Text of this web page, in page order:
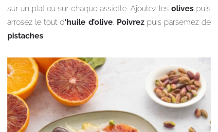
sur un plat ou sur chaque assiette. Ajoutez lesolives puis
arrosez le tout d‘huile d’olive. Poivrezpuis parsemez de
pistaches